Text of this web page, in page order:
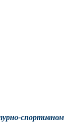
спортивном